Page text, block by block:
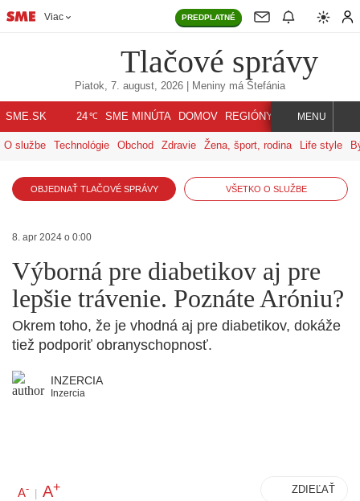
Viac PREDPLATNÉ
Tlačové správy
Piatok, 7. august, 2026 | Meniny má Štefánia
SME.SK 24℃ SME MINÚTA DOMOV REGIÓNY INDEX SVET
MENU
O službe Technológie Obchod Zdravie Žena, šport, rodina Life style
OBJEDNAŤ TLAČOVÉ SPRÁVY VŠETKO O SLUŽBE
8. apr 2024 o 0:00
Výborná pre diabetikov aj pre
lepšie trávenie. Poznáte Aróniu?
Okrem toho, že je vhodná aj pre diabetikov, dokáže
tiež podporiť obranyschopnosť.
INZERCIA
Inzercia
A- | A+ ZDIEĽAŤ